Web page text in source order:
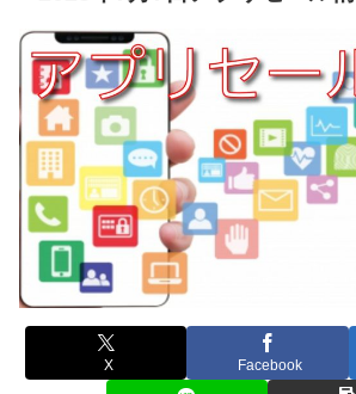
X Facebook